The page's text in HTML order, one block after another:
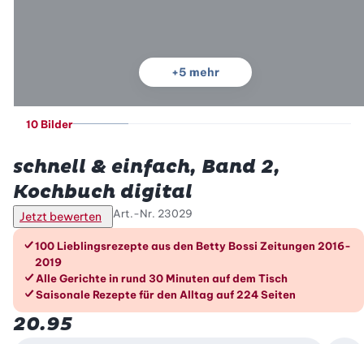
+5 mehr
10 Bilder
schnell & einfach, Band 2,
Kochbuch digital
Jetzt bewerten Art.-Nr. 23029
Die Vorteile im Überblick
100 Lieblingsrezepte aus den Betty Bossi Zeitungen 2016-
2019
Alle Gerichte in rund 30 Minuten auf dem Tisch
Saisonale Rezepte für den Alltag auf 224 Seiten
20.95